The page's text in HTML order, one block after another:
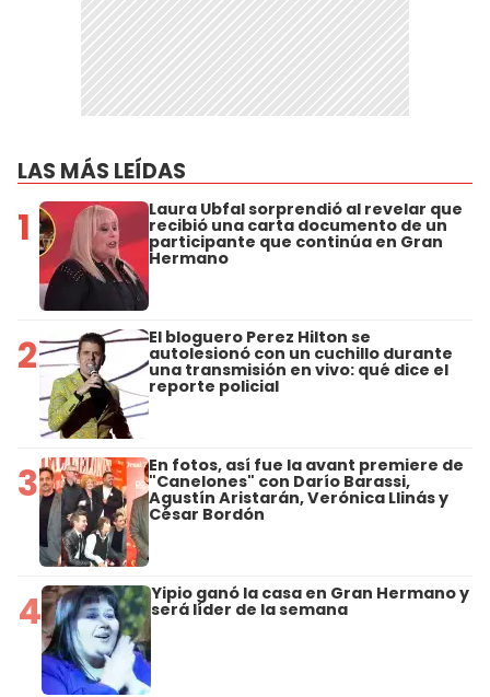
LAS MÁS LEÍDAS
1 Laura Ubfal sorprendió al revelar que
recibió una carta documento de un
participante que continúa en Gran
Hermano
2 El bloguero Perez Hilton se
autolesionó con un cuchillo durante
una transmisión en vivo: qué dice el
reporte policial
3 En fotos, así fue la avant premiere de
"Canelones" con Darío Barassi,
Agustín Aristarán, Verónica Llinás y
César Bordón
4 Yipio ganó la casa en Gran Hermano y
será líder de la semana